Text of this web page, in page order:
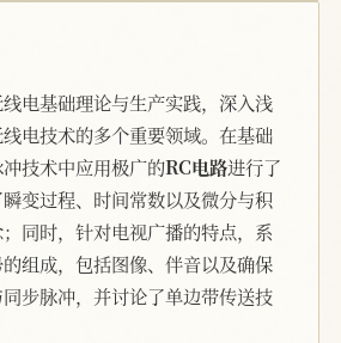
电基础理论与生产实践，深入浅
电技术的多个重要领域。在基础
技术中应用极广的RC电路进行了
变过程、时间常数以及微分与积
同时，针对电视广播的特点，系
的组成，包括图像、伴音以及确保
步脉冲，并讨论了单边带传送技